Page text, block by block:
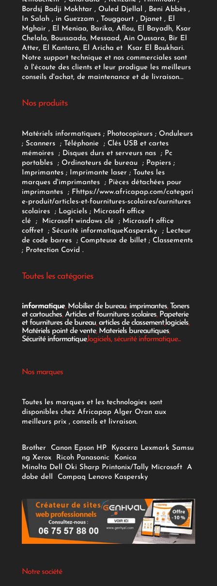
Bordsj Badji Mokhtar , Ouled Djellal , Beni Abbès ,
In Salah , in Guezzam , Touggourt , Djanet , El
Mghair , El Meniaa, Barika, Aflou, El Bayadh, Ksar
Chelala, Boussaada, Messaad, Ain Oussara, Bir El
Atter, El Kantara, El Aricha et Ksar El Boukhari.
Notre support technique et nos commerciales sont
à l'écoute des clients et leur prodigue les meilleurs
conseils d'achat, de maintenance et de livraison...
Nos produits
Matériels informatiques; Photocopieurs; Onduleurs
; Scanners ; Téléphonie ; Clés USB et cartes
mémoires
; Disques durs et serveurs nas ; Pc
portables
; Ordinateurs de bureau ; Papiers;
Imprimantes;Imprimante laser; Toutes les
marques d'imprimantes
; Pièces détachées pour
imprimantes
; F https://www.africapap.com/categori
e-produit/articles-et-fournitures-scolaires/ournitures
scolaires; Logiciels ; Microsoft office
clé
; Microsoft windows clé; Microsoft office
coffret ; Sécurité informatiqueKaspersky ; Lecteur
de code barres
; Compteuse de billet; Classements
; Protection Covid .
Toutes les catégories
informatique, Mobilier de bureau, imprimantes, Toners
et cartouches,Articles et fournitures scolaires, Papeterie
et fournitures de bureau,articles de classement,logiciels,
Matériels point de vente, Materiels bureautiques,
Sécurité informatique,logiciels, sécurité informatique...
Nos marques
Toutes les marques et les technologies sont
disponibles chez Africapap Alger Oran aux
meilleurs prix , conseils et livraison.
Brother Canon Epson HP Kyocera Lexmark Samsu
ng Xerox Ricoh Panasonic
Konica
Minolta Dell Oki Sharp Printonix/Tally Microsoft
A
dobe dell Compaq Lenovo Kaspersky
Notre société